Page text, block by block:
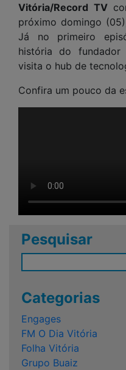
Vitória/Record TV
próximo domingo
Já no primeiro
história do
visita o hub de
Confira um pouco da
Pesquisar
Categorias
Engages
FM O Dia Vitória
Folha Vitória
Grupo Buaiz